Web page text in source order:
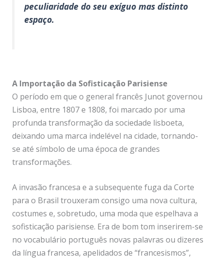
peculiaridade do seu exíguo mas distinto
espaço.
A Importação da Sofisticação Parisiense
O período em que o general francês Junot governou
Lisboa, entre 1807 e 1808, foi marcado por uma
profunda transformação da sociedade lisboeta,
deixando uma marca indelével na cidade, tornando-
se até símbolo de uma época de grandes
transformações.
A invasão francesa e a subsequente fuga da Corte
para o Brasil trouxeram consigo uma nova cultura,
costumes e, sobretudo, uma moda que espelhava a
sofisticação parisiense. Era de bom tom inserirem-se
no vocabulário português novas palavras ou dizeres
da língua francesa, apelidados de “francesismos”,